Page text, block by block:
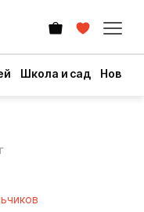
Школа и сад Новый